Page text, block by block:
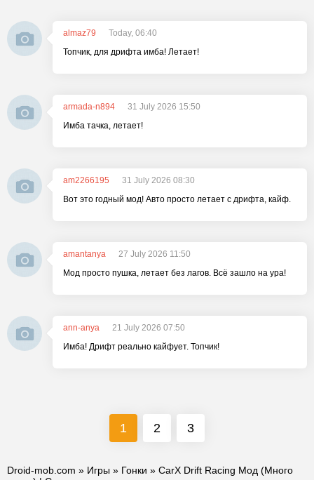
almaz79
Today, 06:40
Топчик, для дрифта имба! Летает!
armada-n894
31 July 2026 15:50
Имба тачка, летает!
am2266195
31 July 2026 08:30
Вот это годный мод! Авто просто летает с дрифта, кайф.
amantanya
27 July 2026 11:50
Мод просто пушка, летает без лагов. Всё зашло на ура!
ann-anya
21 July 2026 07:50
Имба! Дрифт реально кайфует. Топчик!
1 2 3
Droid-mob.com » Игры » Гонки » CarX Drift Racing Мод (Много